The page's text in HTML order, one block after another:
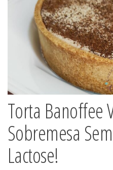
Torta Banoffee
Sobremesa
Lactose!